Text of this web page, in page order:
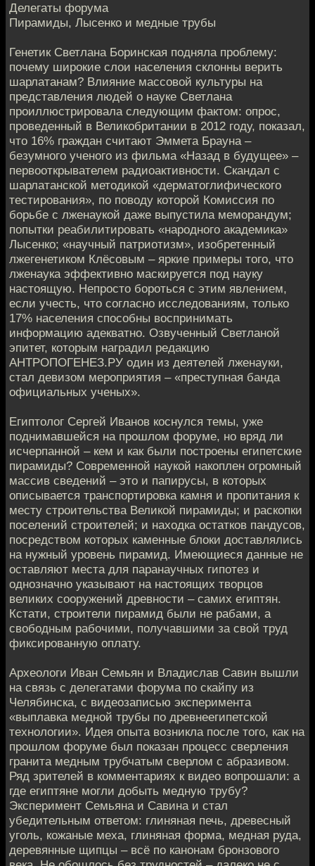
Делегаты форума
Пирамиды, Лысенко и медные трубы
Генетик Светлана Боринская подняла проблему:
почему широкие слои населения склонны верить
шарлатанам? Влияние массовой культуры на
представления людей о науке Светлана
проиллюстрировала следующим фактом: опрос,
проведенный в Великобритании в 2012 году, показал,
что 16% граждан считают Эммета Брауна –
безумного ученого из фильма «Назад в будущее» –
первооткрывателем радиоактивности. Скандал с
шарлатанской методикой «дерматоглифического
тестирования», по поводу которой Комиссия по
борьбе с лженаукой даже выпустила меморандум;
попытки реабилитировать «народного академика»
Лысенко; «научный патриотизм», изобретенный
лжегенетиком Клёсовым – яркие примеры того, что
лженаука эффективно маскируется под науку
настоящую. Непросто бороться с этим явлением,
если учесть, что согласно исследованиям, только
17% населения способны воспринимать
информацию адекватно. Озвученный Светланой
эпитет, которым наградил редакцию
АНТРОПОГЕНЕЗ.РУ один из деятелей лженауки,
стал девизом мероприятия – «преступная банда
официальных ученых».
Египтолог Сергей Иванов коснулся темы, уже
поднимавшейся на прошлом форуме, но вряд ли
исчерпанной – кем и как были построены египетские
пирамиды? Современной наукой накоплен огромный
массив сведений – это и папирусы, в которых
описывается транспортировка камня и пропитания к
месту строительства Великой пирамиды; и раскопки
поселений строителей; и находка остатков пандусов,
посредством которых каменные блоки доставлялись
на нужный уровень пирамид. Имеющиеся данные не
оставляют места для паранаучных гипотез и
однозначно указывают на настоящих творцов
великих сооружений древности – самих египтян.
Кстати, строители пирамид были не рабами, а
свободным рабочими, получавшими за свой труд
фиксированную оплату.
Археологи Иван Семьян и Владислав Савин вышли
на связь с делегатами форума по скайпу из
Челябинска, с видеозаписью эксперимента
«выплавка медной трубы по древнеегипетской
технологии». Идея опыта возникла после того, как на
прошлом форуме был показан процесс сверления
гранита медным трубчатым сверлом с абразивом.
Ряд зрителей в комментариях к видео вопрошали: а
где египтяне могли добыть медную трубу?
Эксперимент Семьяна и Савина и стал
убедительным ответом: глиняная печь, древесный
уголь, кожаные меха, глиняная форма, медная руда,
деревянные щипцы – всё по канонам бронзового